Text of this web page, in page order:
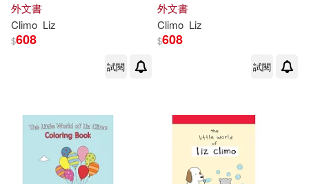
外文書
Climo Liz
$608
試閱
外文書
Climo Liz
$608
試閱